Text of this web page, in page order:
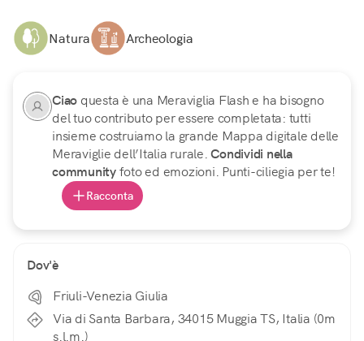
Natura Archeologia
Ciao questa è una Meraviglia Flash e ha bisogno
del tuo contributo per essere completata: tutti
insieme costruiamo la grande Mappa digitale delle
Meraviglie dell’Italia rurale.Condividi nella
communityfoto ed emozioni. Punti-ciliegia per te!
Racconta
Dov'è
Friuli-Venezia Giulia
Via di Santa Barbara, 34015 Muggia TS, Italia (0m
s.l.m.)